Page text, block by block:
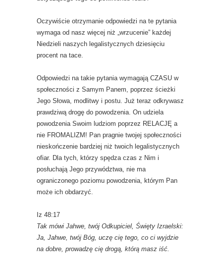
Oczywiście otrzymanie odpowiedzi na te pytania
wymaga od nasz więcej niż „wrzucenie” każdej
Niedzieli naszych legalistycznych dziesięciu
procent na tace.
Odpowiedzi na takie pytania wymagają CZASU w
społeczności z Samym Panem, poprzez ścieżki
Jego Słowa, modlitwy i postu. Już teraz odkrywasz
prawdziwą drogę do powodzenia. On udziela
powodzenia Swoim ludziom poprzez RELACJĘ a
nie FROMALIZM! Pan pragnie twojej społeczności
nieskończenie bardziej niż twoich legalistycznych
ofiar. Dla tych, którzy spędza czas z Nim i
posłuchają Jego przywództwa, nie ma
ograniczonego poziomu powodzenia, którym Pan
może ich obdarzyć.
Iz 48:17
Tak mówi Jahwe, twój Odkupiciel, Święty Izraelski:
Ja, Jahwe, twój Bóg, uczę cię tego, co ci wyjdzie
na dobre, prowadzę cię drogą, którą masz iść.